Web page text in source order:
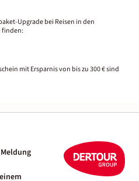
Upgrade bei Reisen in den
finden:
mit Ersparnis von bis zu 300 € sind